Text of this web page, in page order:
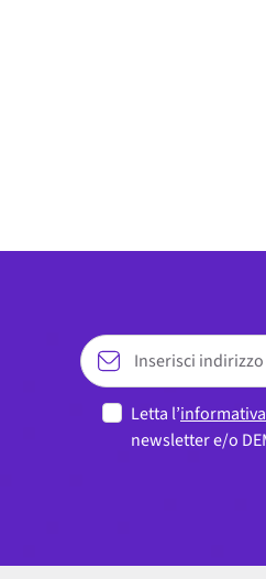
Letta l’
newsletter e/o